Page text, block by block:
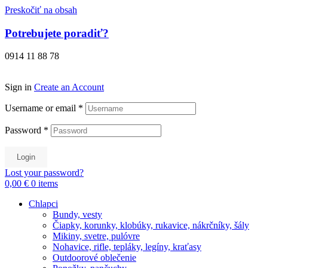
Preskočiť na obsah
Potrebujete poradiť?
0914 11 88 78
Sign in Create an Account
Username or email *
Password *
Login
Lost your password?
0,00 € 0 items
Chlapci
Bundy, vesty
Čiapky, korunky, klobúky, rukavice, nákrčníky, šály
Mikiny, svetre, pulóvre
Nohavice, rifle, tepláky, legíny, kraťasy
Outdoorové oblečenie